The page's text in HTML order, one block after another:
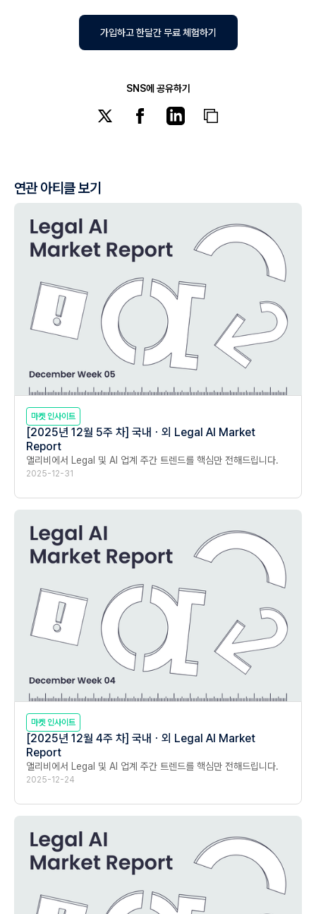
가입하고 한달간 무료 체험하기
SNS에 공유하기
연관 아티클 보기
마켓 인사이트
[2025년 12월 5주 차] 국내ㆍ외 Legal AI Market
Report
앨리비에서 Legal 및 AI 업계 주간 트렌드를 핵심만 전해드립니다.
2025-12-31
마켓 인사이트
[2025년 12월 4주 차] 국내ㆍ외 Legal AI Market
Report
앨리비에서 Legal 및 AI 업계 주간 트렌드를 핵심만 전해드립니다.
2025-12-24